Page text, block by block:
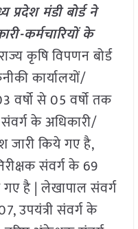
प्रदेश मंडी बोर्ड ने
कर्मचारियों के
कृषि विपणन बोर्ड
कार्यालयों/
वर्षो से 05 वर्षो तक
के अधिकारी/
जारी किये गए है,
संवर्ग के 69
गए है | लेखापाल संवर्ग
उपयंत्री संवर्ग के